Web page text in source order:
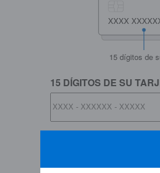
15 dígitos de
15 DÍGITOS DE SU